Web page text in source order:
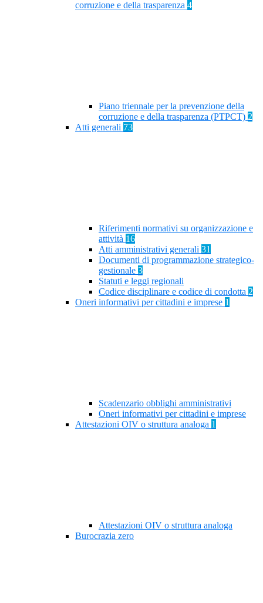
corruzione e della trasparenza 4
Piano triennale per la prevenzione della
corruzione e della trasparenza (PTPCT) 2
Atti generali 73
Riferimenti normativi su organizzazione e
attività 16
Atti amministrativi generali 31
Documenti di programmazione strategico-
gestionale 3
Statuti e leggi regionali
Codice disciplinare e codice di condotta 2
Oneri informativi per cittadini e imprese 1
Scadenzario obblighi amministrativi
Oneri informativi per cittadini e imprese
Attestazioni OIV o struttura analoga 1
Attestazioni OIV o struttura analoga
Burocrazia zero